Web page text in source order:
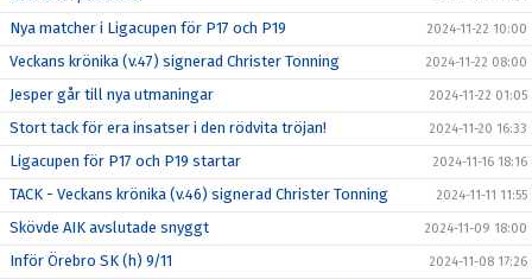
Nya matcher i Ligacupen för P17 och P19 2024-11-22 10:00
Veckans krönika (v.47) signerad Christer Tonning 2024-11-22 08:00
Jesper går till nya utmaningar 2024-11-22 01:05
Stort tack för era insatser i den rödvita tröjan! 2024-11-20 16:33
Ligacupen för P17 och P19 startar 2024-11-16 18:16
TACK - Veckans krönika (v.46) signerad Christer Tonning 2024-11-11 11:55
Skövde AIK avslutade snyggt 2024-11-09 18:00
Inför Örebro SK (h) 9/11 2024-11-08 17:26